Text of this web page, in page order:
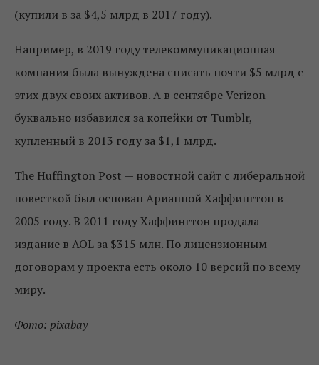
(купили в за $4,5 млрд в 2017 году).
Например, в 2019 году телекоммуникационная
компания была вынуждена списать почти $5 млрд с
этих двух своих активов. А в сентябре Verizon
буквально избавился за копейки от Tumblr,
купленный в 2013 году за $1,1 млрд.
The Huffington Post — новостной сайт с либеральной
повесткой был основан Арианной Хаффингтон в
2005 году. В 2011 году Хаффингтон продала
издание в AOL за $315 млн. По лицензионным
договорам у проекта есть около 10 версий по всему
миру.
Фото: pixabay